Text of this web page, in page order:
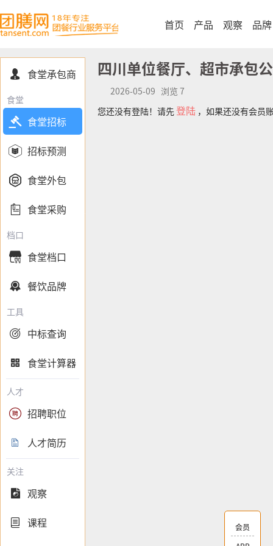
首页 产品 观察 品牌
 食堂承包商
食堂
 食堂招标
 招标预测
 食堂外包
 食堂采购
档口
 食堂档口
 餐饮品牌
工具
 中标查询
 食堂计算器
人才
 招聘职位
 人才简历
关注
 观察
 课程
四川单位餐厅、超市承包
2026-05-09 浏览 7
您还没有登陆！请先 登陆 ，如果还没有会员
会员